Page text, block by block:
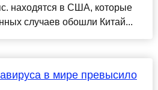
находятся в США, которые
случаев обошли Китай...
в мире превысило